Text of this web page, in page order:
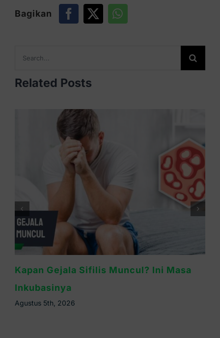
Bagikan
for:
Related Posts
Waspada Sifilis Bintik Merah di Telapak
Tangan, Ini Cirinya
Agustus 4th, 2026